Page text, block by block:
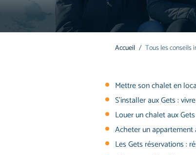
Accueil Tous les conseils
Mettre son chalet en
S’installer aux Gets :
Louer un chalet aux
Acheter un appartement
Les Gets réservations :